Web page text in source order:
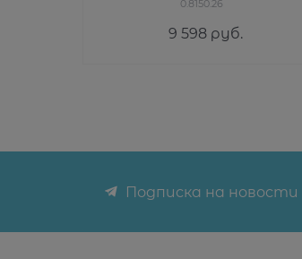
0.8150.26
9 598 руб.
Подписка на новости